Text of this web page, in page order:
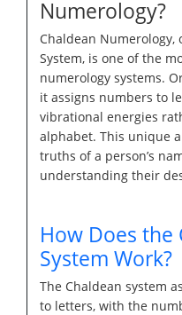
Numerology?
Chaldean
System, is one of the
numerology systems.
it assigns numbers to
vibrational energies
alphabet. This unique
truths of a person’s
understanding their
How Does
System Work?
The Chaldean system
to letters, with the